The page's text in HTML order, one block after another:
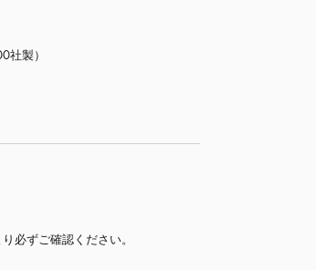
製）
り必ずご確認ください。